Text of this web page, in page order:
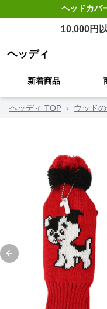
ヘッドカバ
10,000円
ヘッディ
新着商品
ヘッディ TOP › ウッド
Previous slide